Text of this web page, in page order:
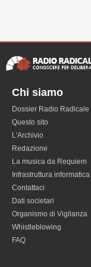
Chi siamo
Dossier Radio Radicale
Questo sito
L'Archivio
Redazione
La musica da Requiem
Infrastruttura informatica
Contattaci
Dati societari
Organismo di Vigilanza
Whistleblowing
FAQ